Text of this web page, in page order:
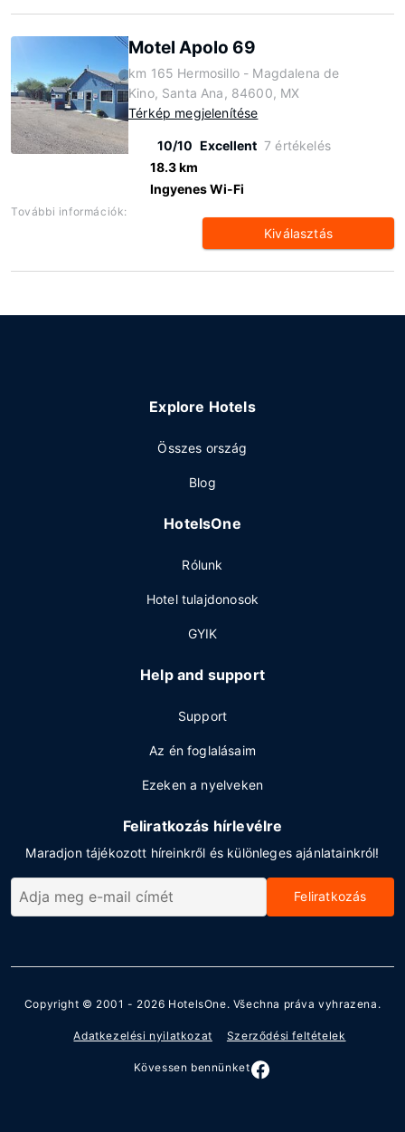
Motel Apolo 69
km 165 Hermosillo - Magdalena de
Kino, Santa Ana, 84600, MX
Térkép megjelenítése
10/10 Excellent 7 értékelés
18.3 km
Ingyenes Wi-Fi
További információk:
Kiválasztás
Explore Hotels
Összes ország
Blog
HotelsOne
Rólunk
Hotel tulajdonosok
GYIK
Help and support
Support
Az én foglalásaim
Ezeken a nyelveken
Feliratkozás hírlevélre
Maradjon tájékozott híreinkről és különleges ajánlatainkról!
Feliratkozás
Copyright © 2001 - 2026 HotelsOne. Všechna práva vyhrazena.
Adatkezelési nyilatkozat Szerződési feltételek
Kövessen bennünket